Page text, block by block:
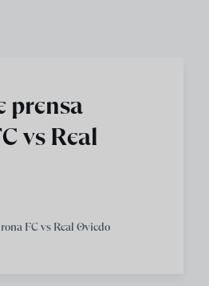
prensa
vs Real
FC vs Real Oviedo